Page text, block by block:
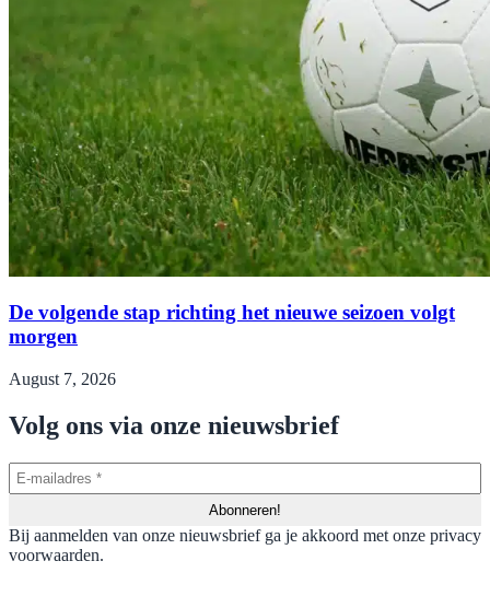
De volgende stap richting het nieuwe seizoen volgt
morgen
August 7, 2026
Volg ons via onze nieuwsbrief
Bij aanmelden van onze nieuwsbrief ga je akkoord met onze privacy
voorwaarden.